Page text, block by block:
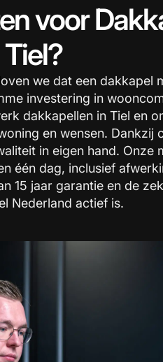
voor
we dat een dakkapel
investering in
dakkapellen in Tiel en
en wensen. Dankzij
in eigen hand. Onze
één dag, inclusief
15 jaar garantie en de
Nederland actief is.